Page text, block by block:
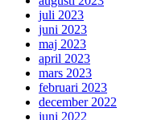
juli 2023
juni 2023
maj 2023
april 2023
mars 2023
februari 2023
december 2022
juni 2022